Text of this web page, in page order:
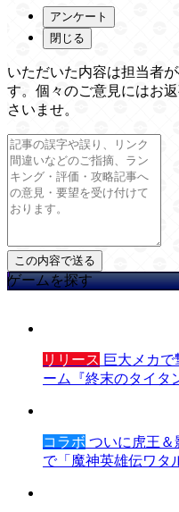
アンケート
閉じる
いただいた内容は担当者
す。個々のご意見にはお
さいませ。
ゲームを探す
リリース 巨大メカ
ーム『終末のタイタ
コラボ ついに虎王＆
で「魔神英雄伝ワタ